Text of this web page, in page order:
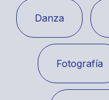
Danza
Fotografía